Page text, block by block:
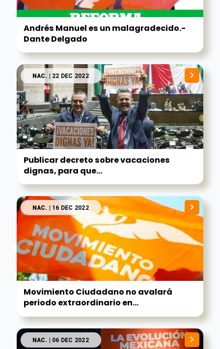
Andrés Manuel es un malagradecido.-
Dante Delgado
NAC. | 22 DEC 2022
Publicar decreto sobre vacaciones
dignas, para que...
NAC. | 16 DEC 2022
Movimiento Ciudadano no avalará
periodo extraordinario en...
NAC. | 06 DEC 2022